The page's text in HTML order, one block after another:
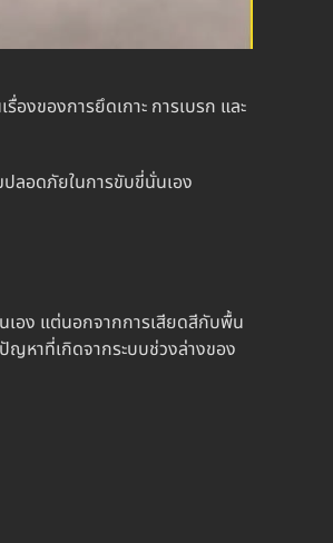
องของการยึดเกาะ การเบรก และ
ลอดภัยในการขับขี่นั่นเอง
อง แต่นอกจากการเสียดสีกับพื้น
ญหาที่เกิดจากระบบช่วงล่างของ